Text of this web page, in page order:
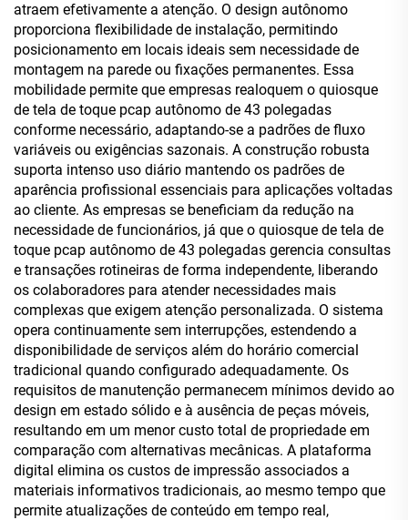
atraem efetivamente a atenção. O design autônomo
proporciona flexibilidade de instalação, permitindo
posicionamento em locais ideais sem necessidade de
montagem na parede ou fixações permanentes. Essa
mobilidade permite que empresas realoquem o quiosque
de tela de toque pcap autônomo de 43 polegadas
conforme necessário, adaptando-se a padrões de fluxo
variáveis ou exigências sazonais. A construção robusta
suporta intenso uso diário mantendo os padrões de
aparência profissional essenciais para aplicações voltadas
ao cliente. As empresas se beneficiam da redução na
necessidade de funcionários, já que o quiosque de tela de
toque pcap autônomo de 43 polegadas gerencia consultas
e transações rotineiras de forma independente, liberando
os colaboradores para atender necessidades mais
complexas que exigem atenção personalizada. O sistema
opera continuamente sem interrupções, estendendo a
disponibilidade de serviços além do horário comercial
tradicional quando configurado adequadamente. Os
requisitos de manutenção permanecem mínimos devido ao
design em estado sólido e à ausência de peças móveis,
resultando em um menor custo total de propriedade em
comparação com alternativas mecânicas. A plataforma
digital elimina os custos de impressão associados a
materiais informativos tradicionais, ao mesmo tempo que
permite atualizações de conteúdo em tempo real,